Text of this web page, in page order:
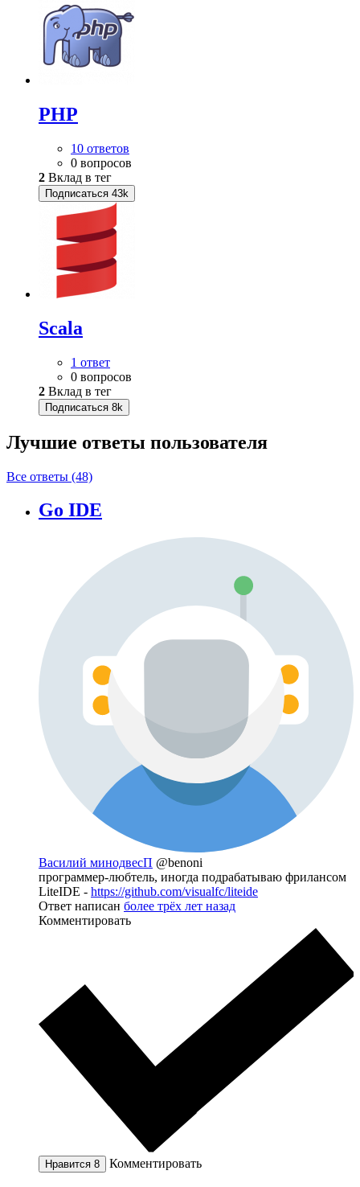
PHP
10 ответов
0 вопросов
2 Вклад в тег
Подписаться 43k
Scala
1 ответ
0 вопросов
2 Вклад в тег
Подписаться 8k
Лучшие ответы пользователя
Все ответы (48)
Go IDE
Василий минодвесП @benoni
программер-любтель, иногда подрабатываю фрилансом
LiteIDE - https://github.com/visualfc/liteide
Ответ написан более трёх лет назад
Комментировать
Нравится 8 Комментировать